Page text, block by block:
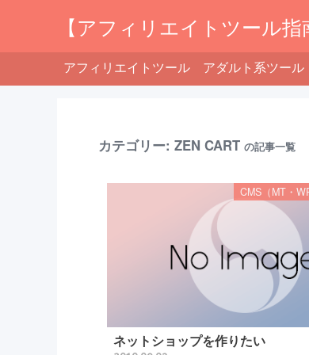
【アフィリエイトツール
アフィリエイトツール アダルト系ツール
カテゴリー: ZEN CART の記事一覧
ネットショップを作りたい
CMS（MT・